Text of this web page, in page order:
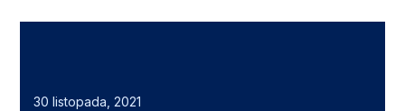
30 listopada, 2021